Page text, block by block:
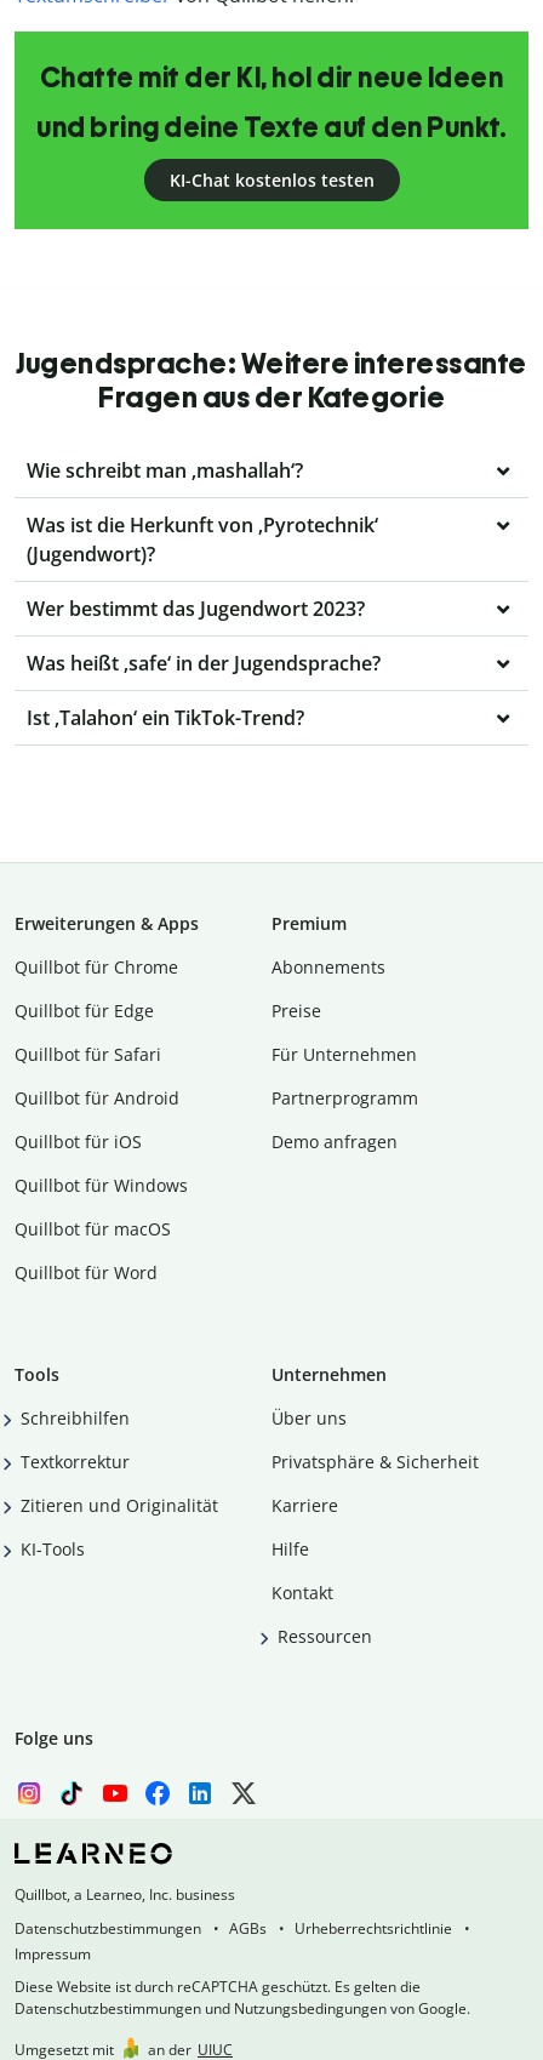
Chatte mit der KI, hol dir neue Ideen
und bring deine Texte auf den Punkt.
KI-Chat kostenlos testen
Jugendsprache: Weitere interessante
Fragen aus der Kategorie
Wie schreibt man ‚mashallah‘?
Was ist die Herkunft von ‚Pyrotechnik‘
(Jugendwort)?
Wer bestimmt das Jugendwort 2023?
Was heißt ‚safe‘ in der Jugendsprache?
Ist ‚Talahon‘ ein TikTok-Trend?
Erweiterungen & Apps
Quillbot für Chrome
Quillbot für Edge
Quillbot für Safari
Quillbot für Android
Quillbot für iOS
Quillbot für Windows
Quillbot für macOS
Quillbot für Word
Premium
Abon­ne­ments
Preise
Für Unternehmen
Partnerprogramm
Demo anfragen
Tools
Schreibhilfen
Textkorrektur
Zitieren und Originalität
KI-Tools
Unternehmen
Über uns
Privatsphäre & Sicherheit
Karriere
Hilfe
Kontakt
Ressourcen
Folge uns
Quillbot, a Learneo, Inc. business
Datenschutzbestimmungen
AGBs
Urheberrechtsrichtlinie
Impressum
Diese Website ist durch reCAPTCHA geschützt. Es gelten die
Datenschutzbestimmungen und Nutzungsbedingungen von Google.
Umgesetzt mit
an der UIUC